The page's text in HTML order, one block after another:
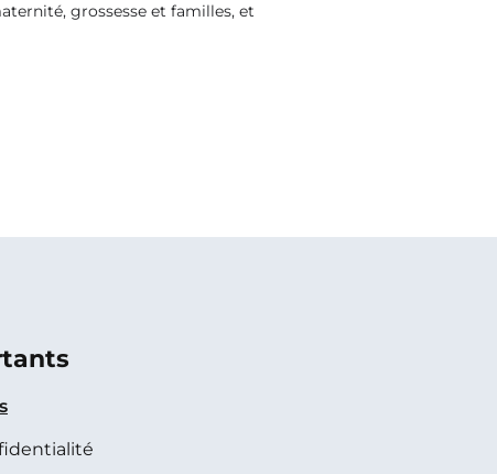
grossesse et familles, et